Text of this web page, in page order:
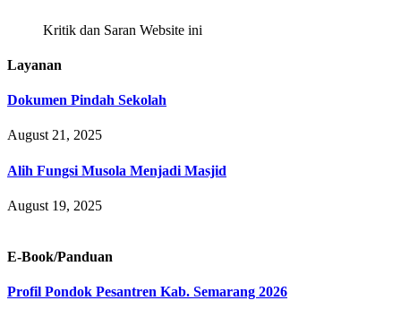
Kritik dan Saran Website ini
Layanan
Dokumen Pindah Sekolah
August 21, 2025
Alih Fungsi Musola Menjadi Masjid
August 19, 2025
E-Book/Panduan
Profil Pondok Pesantren Kab. Semarang 2026